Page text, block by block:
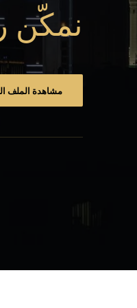
نمكّن
مشاهدة الملف